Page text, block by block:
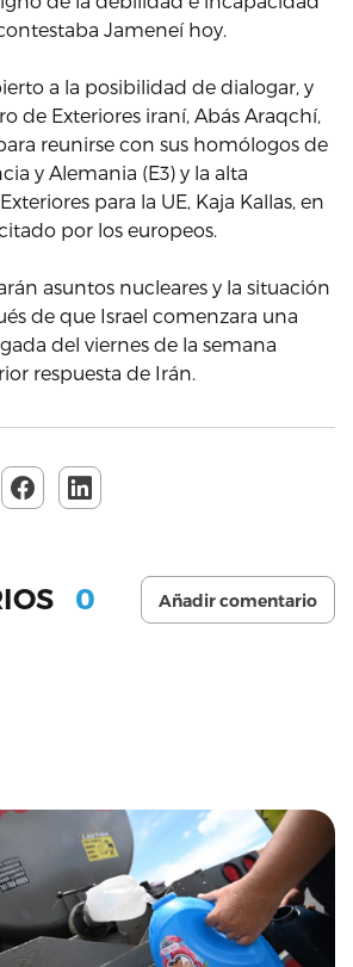
Jameneí hoy.
a la posibilidad de dialogar, y
de Exteriores iraní, Abás Araqchí,
reunirse con sus homólogos de
y Alemania (E3) y la alta
para la UE, Kaja Kallas, en
por los europeos.
asuntos nucleares y la situación
de que Israel comenzara una
del viernes de la semana
respuesta de Irán.
0 Añadir comentario